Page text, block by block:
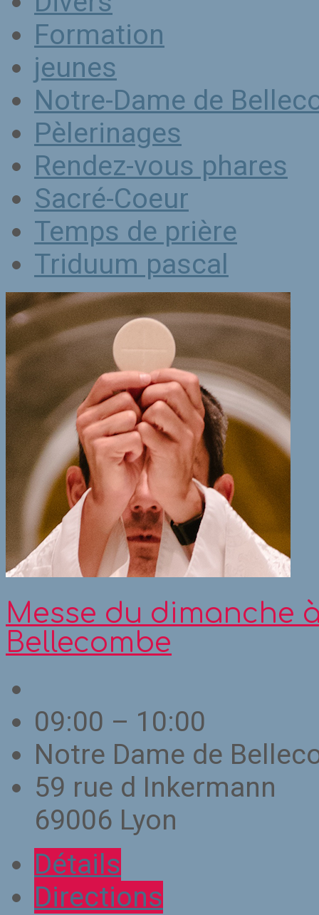
Formation
jeunes
Notre-Dame de
Pèlerinages
Rendez-vous phares
Sacré-Coeur
Temps de prière
Triduum pascal
Messe du dimanche
Bellecombe
09:00 – 10:00
Notre Dame de
59 rue d Inkermann
69006 Lyon
Détails
Directions